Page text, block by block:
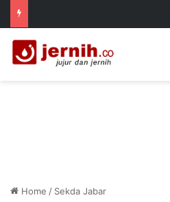
Home / Sekda Jabar